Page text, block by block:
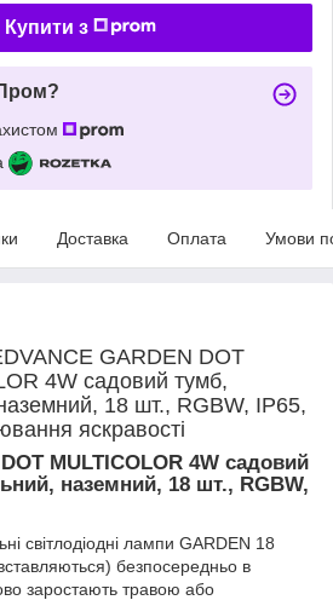
Купити з
Доставка Оплата Умови
GARDEN DOT
4W садовий тумб,
18 шт., RGBW, IP65,
яскравості
MULTICOLOR 4W садовий
наземний, 18 шт., RGBW,
світлодіодні лампи GARDEN 18
безпосередньо в
заростають травою або